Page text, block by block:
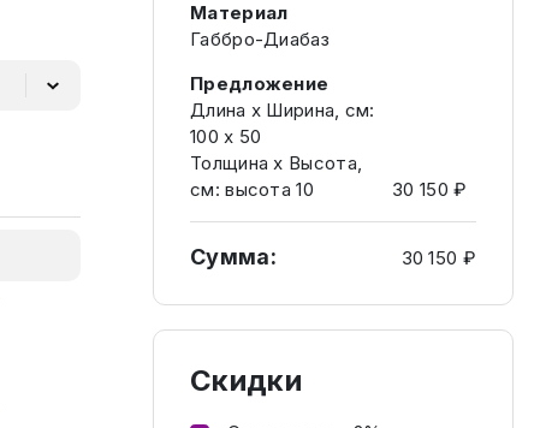
Материал
Габбро-Диабаз
Предложение
Длина х Ширина, см:
100 х 50
Толщина х Высота,
см: высота 10
30 150 ₽
Сумма: 30 150 ₽
Скидки